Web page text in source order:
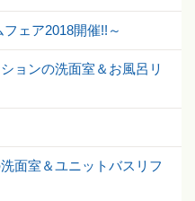
ェア2018開催!!～
ョンの洗面室＆お風呂リ
面室＆ユニットバスリフ